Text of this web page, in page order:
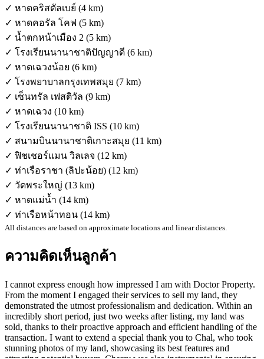
✓ หาดคริสตัลเบย์ (4 km)
✓ หาดคอรัล โคฟ (5 km)
✓ น้ำตกหน้าเมือง 2 (5 km)
✓ โรงเรียนนานาชาติปัญญาดี (6 km)
✓ หาดเฉวงน้อย (6 km)
✓ โรงพยาบาลกรุงเทพสมุย (7 km)
✓ เซ็นทรัล เฟสติวัล (9 km)
✓ หาดเฉวง (10 km)
✓ โรงเรียนนานาชาติ ISS (10 km)
✓ สนามบินนานาชาติเกาะสมุย (11 km)
✓ ฟิชเชอร์แมน วิลเลจ (12 km)
✓ ท่าเรือราชา (ลิปะน้อย) (12 km)
✓ วัดพระใหญ่ (13 km)
✓ หาดแม่น้ำ (14 km)
✓ ท่าเรือหน้าทอน (14 km)
All distances are based on approximate locations and linear distances.
ความคิดเห็นลูกค้า
I cannot express enough how impressed I am with Doctor Property.
From the moment I engaged their services to sell my land, they
demonstrated the utmost professionalism and dedication. Within an
incredibly short period, just two weeks after listing, my land was
sold, thanks to their proactive approach and efficient handling of the
transaction. I want to extend a special thank you to Chal, who took
stunning photos of my land, showcasing its best features and